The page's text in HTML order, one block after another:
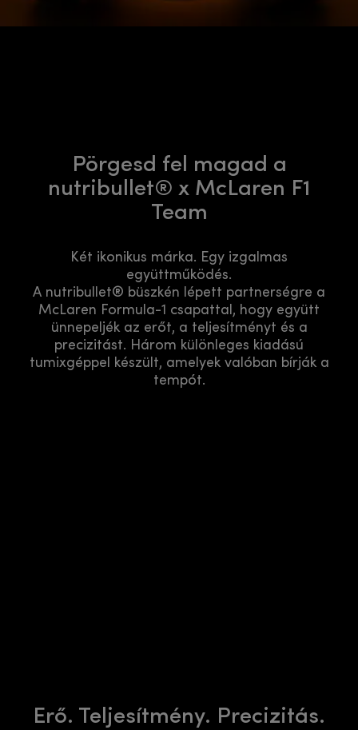
Pörgesd fel magad a
nutribullet® x McLaren F1
Team
Két ikonikus márka. Egy izgalmas
együttműködés.
A nutribullet® büszkén lépett partnerségre a
McLaren Formula-1 csapattal, hogy együtt
ünnepeljék az erőt, a teljesítményt és a
precizitást. Három különleges kiadású
tumixgéppel készült, amelyek valóban bírják a
tempót.
Erő. Teljesítmény. Precizitás.